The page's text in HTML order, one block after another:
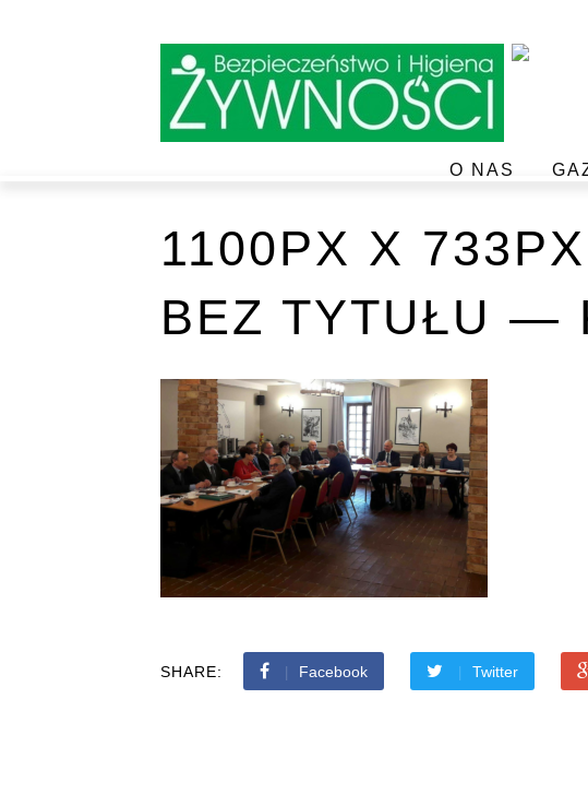
O NAS
1100PX X
BEZ TYTUŁU —
SHARE: Facebook Twitter